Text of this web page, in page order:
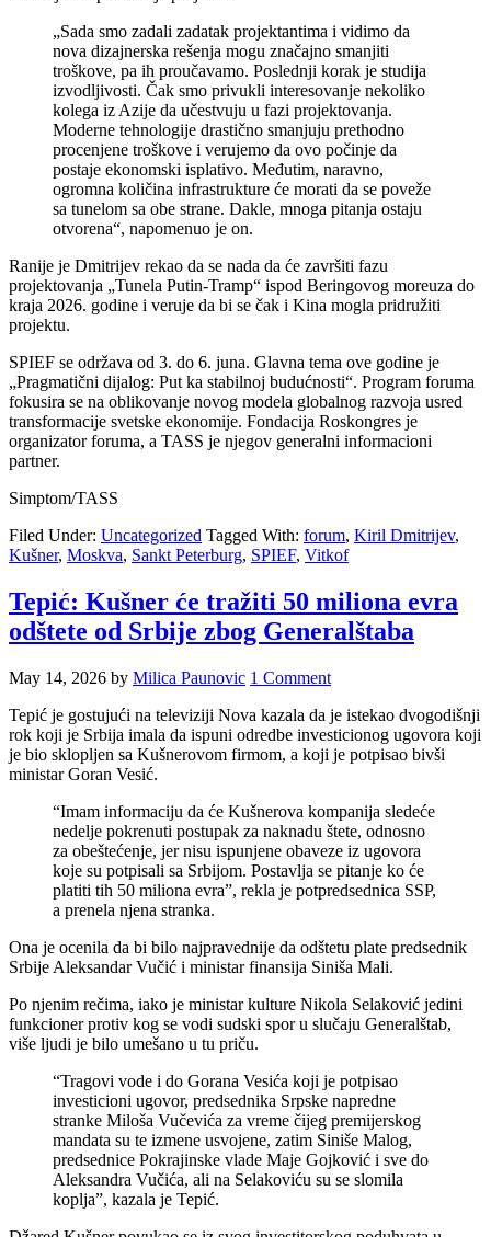
„Sada smo zadali zadatak projektantima i vidimo da
nova dizajnerska rešenja mogu značajno smanjiti
troškove, pa ih proučavamo. Poslednji korak je studija
izvodljivosti. Čak smo privukli interesovanje nekoliko
kolega iz Azije da učestvuju u fazi projektovanja.
Moderne tehnologije drastično smanjuju prethodno
procenjene troškove i verujemo da ovo počinje da
postaje ekonomski isplativo. Međutim, naravno,
ogromna količina infrastrukture će morati da se poveže
sa tunelom sa obe strane. Dakle, mnoga pitanja ostaju
otvorena“, napomenuo je on.
Ranije je Dmitrijev rekao da se nada da će završiti fazu
projektovanja „Tunela Putin-Tramp“ ispod Beringovog moreuza do
kraja 2026. godine i veruje da bi se čak i Kina mogla pridružiti
projektu.
SPIEF se održava od 3. do 6. juna. Glavna tema ove godine je
„Pragmatični dijalog: Put ka stabilnoj budućnosti“. Program foruma
fokusira se na oblikovanje novog modela globalnog razvoja usred
transformacije svetske ekonomije. Fondacija Roskongres je
organizator foruma, a TASS je njegov generalni informacioni
partner.
Simptom/TASS
Filed Under: Uncategorized Tagged With: forum, Kiril Dmitrijev,
Kušner, Moskva, Sankt Peterburg, SPIEF, Vitkof
Tepić: Kušner će tražiti 50 miliona evra
odštete od Srbije zbog Generalštaba
May 14, 2026 by Milica Paunovic 1 Comment
Tepić je gostujući na televiziji Nova kazala da je istekao dvogodišnji
rok koji je Srbija imala da ispuni odredbe investicionog ugovora koji
je bio sklopljen sa Kušnerovom firmom, a koji je potpisao bivši
ministar Goran Vesić.
“Imam informaciju da će Kušnerova kompanija sledeće
nedelje pokrenuti postupak za naknadu štete, odnosno
za obeštećenje, jer nisu ispunjene obaveze iz ugovora
koje su potpisali sa Srbijom. Postavlja se pitanje ko će
platiti tih 50 miliona evra”, rekla je potpredsednica SSP,
a prenela njena stranka.
Ona je ocenila da bi bilo najpravednije da odštetu plate predsednik
Srbije Aleksandar Vučić i ministar finansija Siniša Mali.
Po njenim rečima, iako je ministar kulture Nikola Selaković jedini
funkcioner protiv kog se vodi sudski spor u slučaju Generalštab,
više ljudi je bilo umešano u tu priču.
“Tragovi vode i do Gorana Vesića koji je potpisao
investicioni ugovor, predsednika Srpske napredne
stranke Miloša Vučevića za vreme čijeg premijerskog
mandata su te izmene usvojene, zatim Siniše Malog,
predsednice Pokrajinske vlade Maje Gojković i sve do
Aleksandra Vučića, ali na Selakoviću su se slomila
koplja”, kazala je Tepić.